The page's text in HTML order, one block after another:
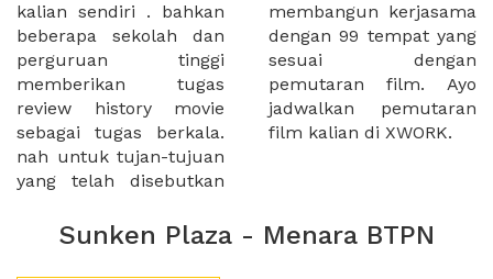
kalian sendiri . bahkan
beberapa sekolah dan
perguruan tinggi
memberikan tugas
review history movie
sebagai tugas berkala.
nah untuk tujan-tujuan
yang telah disebutkan
membangun kerjasama
dengan 99 tempat yang
sesuai dengan
pemutaran film. Ayo
jadwalkan pemutaran
film kalian di XWORK.
Sunken Plaza - Menara BTPN